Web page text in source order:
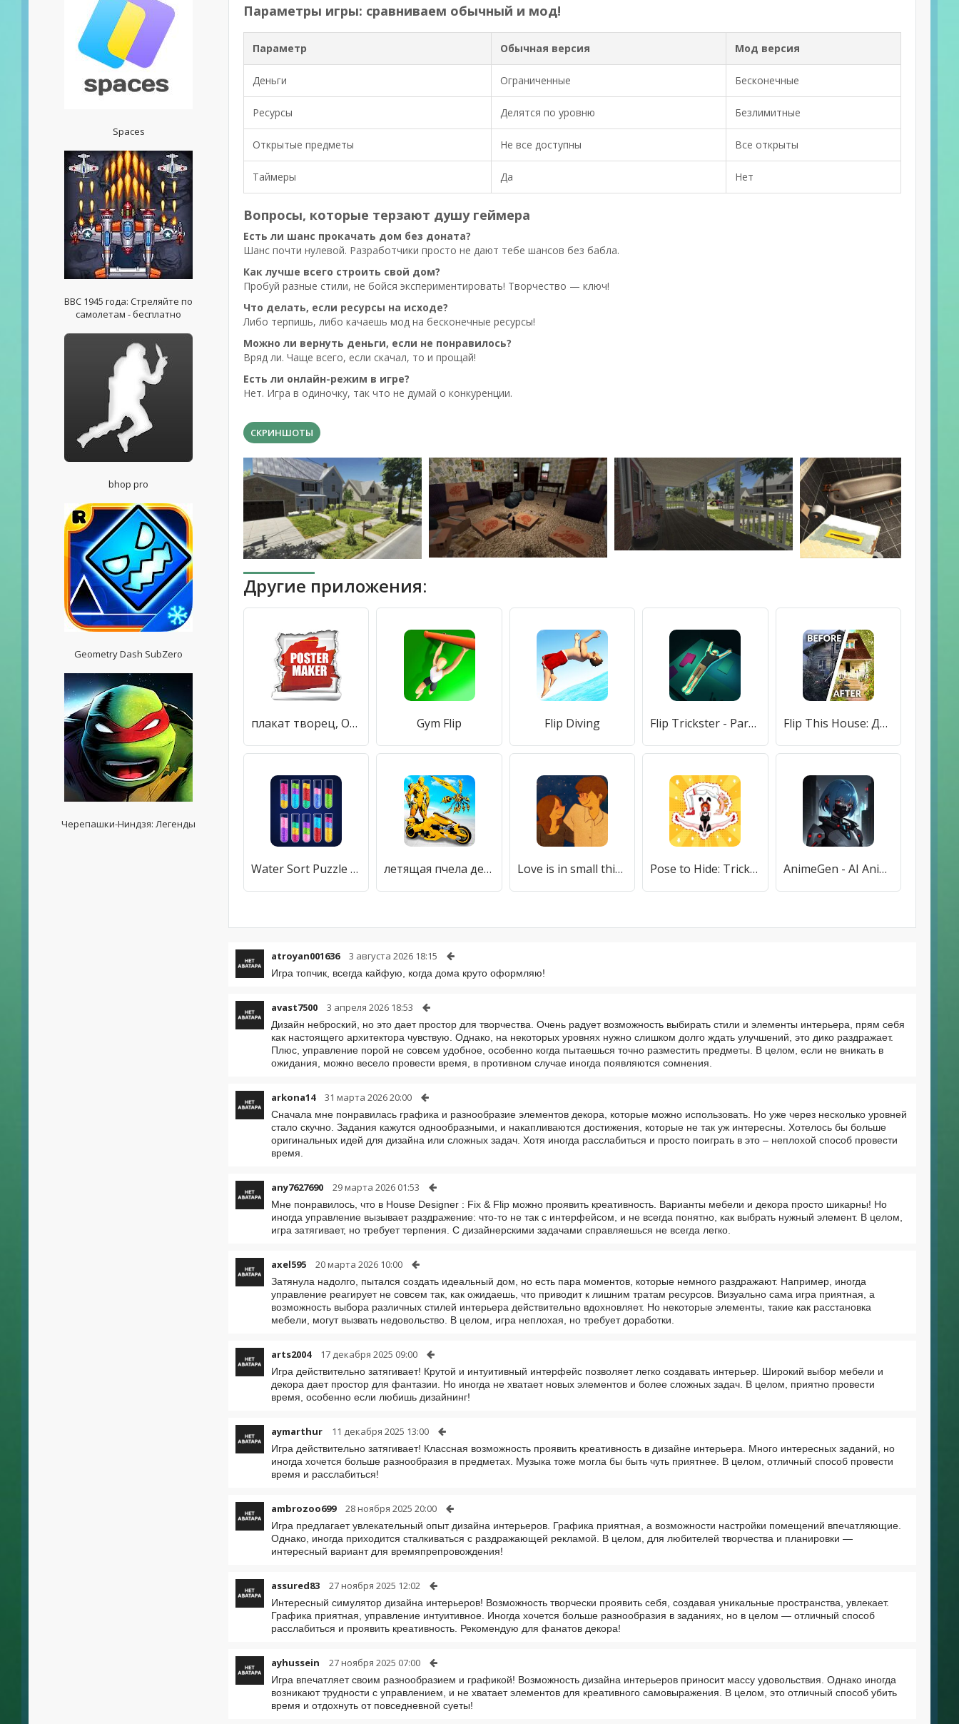
Spaces
ВВС 1945 года: Стреляйте по
самолетам - бесплатно
bhop pro
Geometry Dash SubZero
Черепашки-Ниндзя: Легенды
Параметры игры: сравниваем обычный и мод!
Параметр Обычная версия Мод версия
Деньги Ограниченные Бесконечные
Ресурсы Делятся по уровню Безлимитные
Открытые предметы Не все доступны Все открыты
Таймеры Да Нет
Вопросы, которые терзают душу геймера
Есть ли шанс прокачать дом без доната?
Шанс почти нулевой. Разработчики просто не дают тебе шансов без бабла.
Как лучше всего строить свой дом?
Пробуй разные стили, не бойся экспериментировать! Творчество — ключ!
Что делать, если ресурсы на исходе?
Либо терпишь, либо качаешь мод на бесконечные ресурсы!
Можно ли вернуть деньги, если не понравилось?
Вряд ли. Чаще всего, если скачал, то и прощай!
Есть ли онлайн-режим в игре?
Нет. Игра в одиночку, так что не думай о конкуренции.
СКРИНШОТЫ
Другие приложения:
плакат творец, Объявления страница дизайнер Gym Flip Flip Diving Flip Trickster - Parkour Simulator Flip This House: Декор, дизайн и игра «3 в ряд»
Water Sort Puzzle - Color Game летящая пчела делает робот битву: игры робота Love is in small things Pose to Hide: Tricky Puzzle AnimeGen - AI Anime Generator
atroyan001636 3 августа 2026 18:15
Игра топчик, всегда кайфую, когда дома круто оформляю!
avast7500 3 апреля 2026 18:53
Дизайн неброский, но это дает простор для творчества. Очень радует возможность выбирать стили и элементы интерьера, прям себя
как настоящего архитектора чувствую. Однако, на некоторых уровнях нужно слишком долго ждать улучшений, это дико раздражает.
Плюс, управление порой не совсем удобное, особенно когда пытаешься точно разместить предметы. В целом, если не вникать в
ожидания, можно весело провести время, в противном случае иногда появляются сомнения.
arkona14 31 марта 2026 20:00
Сначала мне понравилась графика и разнообразие элементов декора, которые можно использовать. Но уже через несколько уровней
стало скучно. Задания кажутся однообразными, и накапливаются достижения, которые не так уж интересны. Хотелось бы больше
оригинальных идей для дизайна или сложных задач. Хотя иногда расслабиться и просто поиграть в это – неплохой способ провести
время.
any7627690 29 марта 2026 01:53
Мне понравилось, что в House Designer : Fix & Flip можно проявить креативность. Варианты мебели и декора просто шикарны! Но
иногда управление вызывает раздражение: что-то не так с интерфейсом, и не всегда понятно, как выбрать нужный элемент. В целом,
игра затягивает, но требует терпения. С дизайнерскими задачами справляешься не всегда легко.
axel595 20 марта 2026 10:00
Затянула надолго, пытался создать идеальный дом, но есть пара моментов, которые немного раздражают. Например, иногда
управление реагирует не совсем так, как ожидаешь, что приводит к лишним тратам ресурсов. Визуально сама игра приятная, а
возможность выбора различных стилей интерьера действительно вдохновляет. Но некоторые элементы, такие как расстановка
мебели, могут вызвать недовольство. В целом, игра неплохая, но требует доработки.
arts2004 17 декабря 2025 09:00
Игра действительно затягивает! Крутой и интуитивный интерфейс позволяет легко создавать интерьер. Широкий выбор мебели и
декора дает простор для фантазии. Но иногда не хватает новых элементов и более сложных задач. В целом, приятно провести
время, особенно если любишь дизайнинг!
aymarthur 11 декабря 2025 13:00
Игра действительно затягивает! Классная возможность проявить креативность в дизайне интерьера. Много интересных заданий, но
иногда хочется больше разнообразия в предметах. Музыка тоже могла бы быть чуть приятнее. В целом, отличный способ провести
время и расслабиться!
ambrozoo699 28 ноября 2025 20:00
Игра предлагает увлекательный опыт дизайна интерьеров. Графика приятная, а возможности настройки помещений впечатляющие.
Однако, иногда приходится сталкиваться с раздражающей рекламой. В целом, для любителей творчества и планировки —
интересный вариант для времяпрепровождения!
assured83 27 ноября 2025 12:02
Интересный симулятор дизайна интерьеров! Возможность творчески проявить себя, создавая уникальные пространства, увлекает.
Графика приятная, управление интуитивное. Иногда хочется больше разнообразия в заданиях, но в целом — отличный способ
расслабиться и проявить креативность. Рекомендую для фанатов декора!
ayhussein 27 ноября 2025 07:00
Игра впечатляет своим разнообразием и графикой! Возможность дизайна интерьеров приносит массу удовольствия. Однако иногда
возникают трудности с управлением, и не хватает элементов для креативного самовыражения. В целом, это отличный способ убить
время и отдохнуть от повседневной суеты!